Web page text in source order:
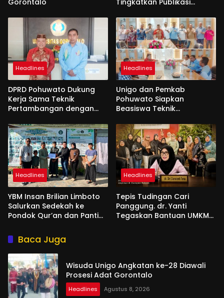
Headlines
DPRD Pohuwato Dukung
Kerja Sama Teknik
Pertambangan dengan
Headlines
Unigo dan Pemkab
Pohuwato Siapkan
Beasiswa Teknik
Headlines
YBM Insan Brilian Limboto
Salurkan Sedekah ke
Pondok Qur’an dan Panti
Headlines
Tepis Tudingan Cari
Panggung. dr. Yanti
Tegaskan Bantuan UMKM
Baca Juga
Wisuda Unigo Angkatan ke-28 Diawali
Prosesi Adat Gorontalo
Headlines Agustus 8, 2026